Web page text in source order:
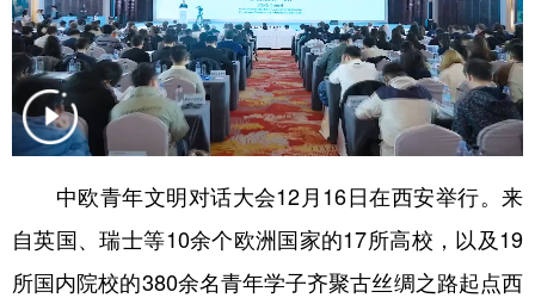
四川 贵州 云南 西藏
陕西 甘肃 青海 宁夏
新疆 内蒙古 黑龙江
中欧青年文明对话大会12月16日在西安举行。来
自英国、瑞士等10余个欧洲国家的17所高校，以及19
所国内院校的380余名青年学子齐聚古丝绸之路起点西